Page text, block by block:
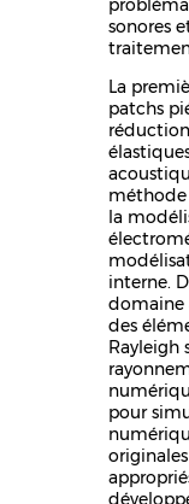
sonores
La
patchs
méthode
la
interne.
domaine
des
Rayleigh
pour